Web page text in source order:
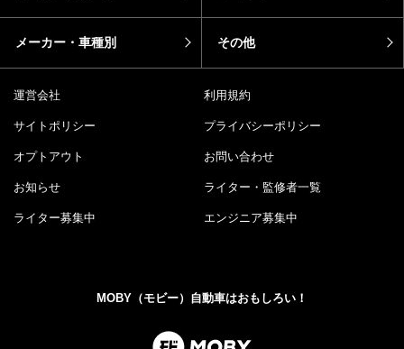
メーカー・車種別 その他
運営会社 利用規約
サイトポリシー プライバシーポリシー
オプトアウト お問い合わせ
お知らせ ライター・監修者一覧
ライター募集中 エンジニア募集中
MOBY（モビー）自動車はおもしろい！